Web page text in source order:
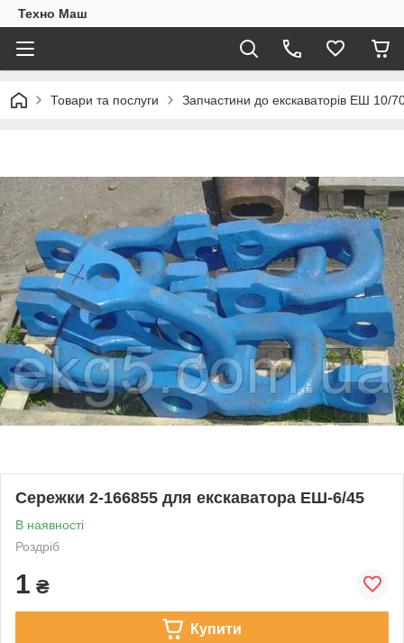
Техно Маш
Товари та послуги Запчастини до екскаваторів ЕШ 10/
Сережки 2-166855 для екскаватора ЕШ-6/45
В наявності
Роздріб
1 ₴
Купити